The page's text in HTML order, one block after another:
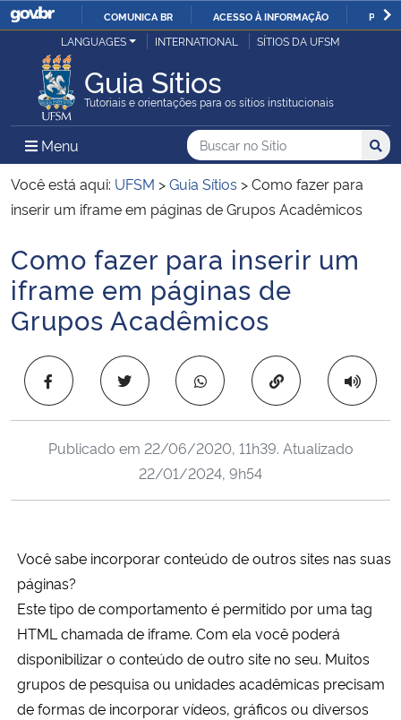
IR
O
COMUNICA BR ACESSO À INFORMAÇÃO
Ministério da Justiça e Segurança Pública
Ministério da Defesa
Ministério das Relações Exteriores
Ministério da Infraestrutura
Ministério da Agricultura, Pecuária e Abastecimento
Ministério da Educação
Ministério da Ciência, Tecnologia, Inovações e Comunicações
Ministério do Meio Ambiente
Ministério do Turismo
Ministério do Desenvolvimento Regional
LANGUAGES INTERNATIONAL SÍTIOS DA UFSM
Guia Sítios
Tutoriais e orientações para os sítios institucionais
Menu Menu Principal do Sítio
Busca
Buscar no no Sítio
Busca:
Você está aqui: UFSM >Guia Sítios >Como fazer para
inserir um iframe em páginas de Grupos Acadêmicos
Início do conteúdo
Como fazer para inserir um
iframe em páginas de
Grupos Acadêmicos
Copiar para área
Publicado em 22/06/2020, 11h39. Atualizado
22/01/2024, 9h54
Você sabe incorporar conteúdo de outros sites nas suas
páginas?
Este tipo de comportamento é permitido por uma tag
HTML chamada de iframe. Com ela você poderá
disponibilizar o conteúdo de outro site no seu. Muitos
grupos de pesquisa ou unidades acadêmicas precisam
de formas de incorporar vídeos, gráficos ou diversos